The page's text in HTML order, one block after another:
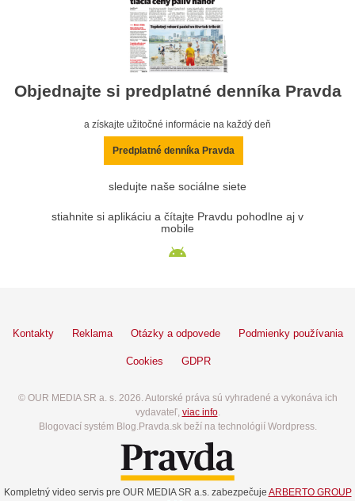
Objednajte si predplatné denníka Pravda
a získajte užitočné informácie na každý deň
Predplatné denníka Pravda
sledujte naše sociálne siete
stiahnite si aplikáciu a čítajte Pravdu pohodlne aj v
mobile
Kontakty Reklama Otázky a odpovede Podmienky používania
Cookies GDPR
© OUR MEDIA SR a. s. 2026. Autorské práva sú vyhradené a vykonáva ich
vydavateľ, viac info.
Blogovací systém Blog.Pravda.sk beží na technológií Wordpress.
Kompletný video servis pre OUR MEDIA SR a.s. zabezpečuje ARBERTO GROUP